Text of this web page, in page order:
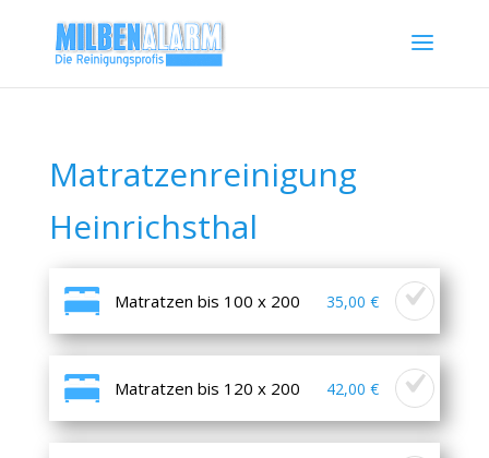
Matratzenreinigung
Heinrichsthal
Matratzen bis 100 x 200 35,00 €
Matratzen bis 120 x 200 42,00 €